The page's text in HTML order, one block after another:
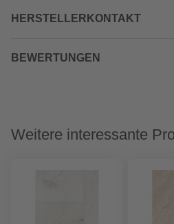
HERSTELLERKONTAKT
BEWERTUNGEN
Weitere interessante